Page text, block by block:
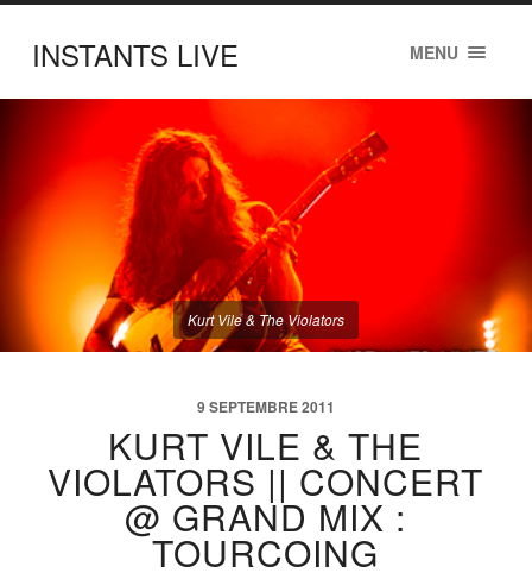
INSTANTS LIVE MENU
Kurt Vile & The Violators
9 SEPTEMBRE 2011
KURT VILE & THE
VIOLATORS || CONCERT
@ GRAND MIX :
TOURCOING